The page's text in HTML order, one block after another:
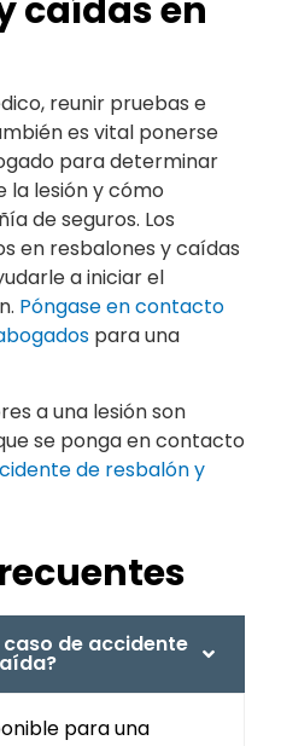
caídas en
reunir pruebas e
es vital ponerse
para determinar
la lesión y cómo
de seguros. Los
en resbalones y caídas
a iniciar el
Póngase en contacto
para una
a una lesión son
se ponga en contacto
de resbalón y
de accidente
para una